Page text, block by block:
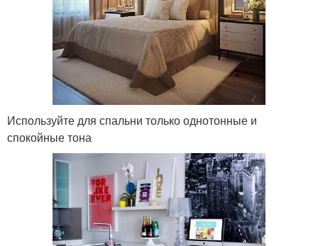
Используйте для спальни только однотонные и
спокойные тона